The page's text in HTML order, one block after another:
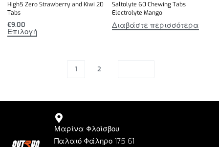
High5 Zero Strawberry and Kiwi 20
Tabs
€9.00
Επιλογή
Saltolyte 60 Chewing Tabs
Electrolyte Mango
Διαβάστε περισσότερα
1 2
Μαρίνα Φλοίσβου,
Παλαιό Φάληρο 175 61